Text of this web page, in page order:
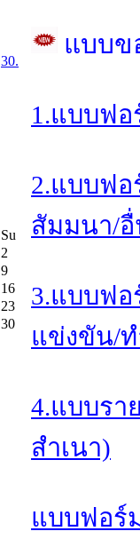
30.
Su
2
9
16
23
30
แบบข
1.แบบฟ
2.แบบฟ
สัมมนา/
3.แบบฟอ
แข่งขัน/
4.แบบรา
สำเนา)
แบบฟอร์